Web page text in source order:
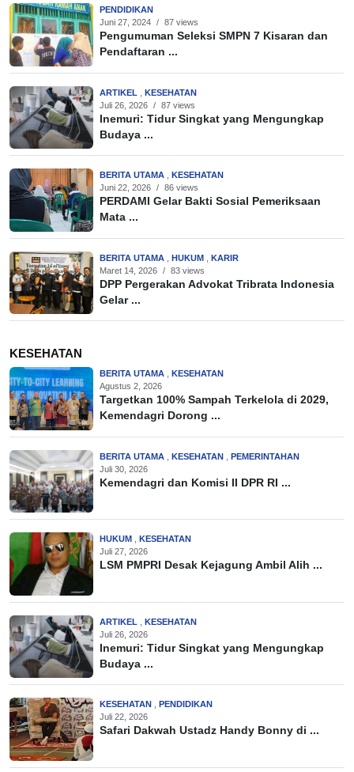
PENDIDIKAN
Juni 27, 2024 / 87 views
Pengumuman Seleksi SMPN 7 Kisaran dan
Pendaftaran ...
ARTIKEL
KESEHATAN
Juli 26, 2026 / 87 views
Inemuri: Tidur Singkat yang Mengungkap
Budaya ...
BERITA UTAMA , KESEHATAN
Juni 22, 2026 / 86 views
PERDAMI Gelar Bakti Sosial Pemeriksaan
Mata ...
BERITA UTAMA HUKUM
KARIR
Maret 14, 2026 / 83 views
DPP Pergerakan Advokat Tribrata Indonesia
Gelar ...
KESEHATAN
BERITA UTAMA , KESEHATAN
Agustus 2, 2026
Targetkan 100% Sampah Terkelola di 2029,
Kemendagri Dorong ...
BERITA UTAMA KESEHATAN
PEMERINTAHAN
Juli 30, 2026
Kemendagri dan Komisi II DPR RI ...
HUKUM , KESEHATAN
Juli 27, 2026
LSM PMPRI Desak Kejagung Ambil Alih ...
ARTIKEL
KESEHATAN
Juli 26, 2026
Inemuri: Tidur Singkat yang Mengungkap
Budaya ...
KESEHATAN , PENDIDIKAN
Juli 22, 2026
Safari Dakwah Ustadz Handy Bonny di ...